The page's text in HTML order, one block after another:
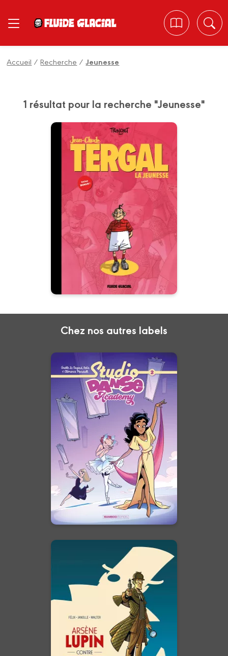
Accueil /Recherche /Jeunesse
1 résultat pour la recherche "Jeunesse"
L'Intégrale Jean-
Claude Tergal
Vol. 01 : La Jeunesse
Date de parution :
16/10/2024
Retrouvez la tragi-comédie
humaine qu'est la vie de Jean-
Claude Tergal, enfin en
intégrale !
Chez nos autres labels
Studio Danse
Academy
Tome 02
Date de parution :
28/10/2026
Liberté, rigueur, émotion : et si la
plus belle danse était
simplement la leur ?
En voir +
Arsène Lupin
contre Sherlock
Holmes
Vol. 02/2
Date de parution :
31/05/2023
La dernière confrontation de
deux légendes.